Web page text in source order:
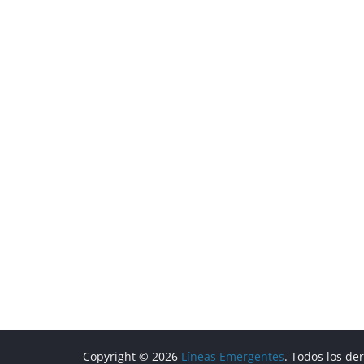
Copyright © 2026 Líneas Emergentes. Todos los